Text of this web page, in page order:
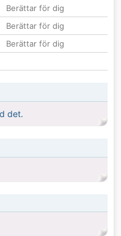
Berättar för dig
Berättar för dig
Berättar för dig
det.